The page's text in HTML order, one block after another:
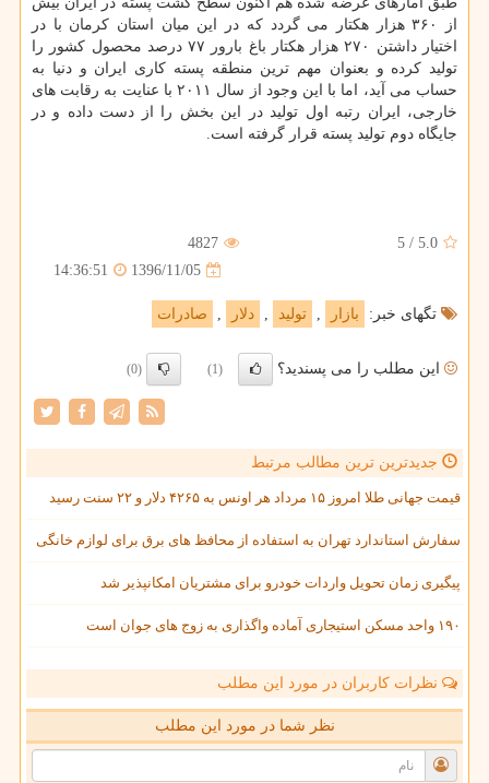
از ۳۶۰ هزار هكتار می گردد كه در این میان استان كرمان با در
اختیار داشتن ۲۷۰ هزار هكتار باغ بارور ۷۷ درصد محصول كشور را
تولید كرده و بعنوان مهم ترین منطقه پسته كاری ایران و دنیا به
حساب می آید، اما با این وجود از سال ۲۰۱۱ با عنایت به رقابت های
خارجی، ایران رتبه اول تولید در این بخش را از دست داده و در
جایگاه دوم تولید پسته قرار گرفته است.
5.0
/
5
4827
1396/11/05
14:36:51
تگهای خبر: بازار , تولید , دلار , صادرات
این مطلب را می پسندید؟ (1)
(0)
جدیدترین ترین مطالب مرتبط
قیمت جهانی طلا امروز ۱۵ مرداد هر اونس به ۴۲۶۵ دلار و ۲۲ سنت رسید
سفارش استاندارد تهران به استفاده از محافظ های برق برای لوازم خانگی
پیگیری زمان تحویل واردات خودرو برای مشتریان امکانپذیر شد
۱۹۰ واحد مسکن استیجاری آماده واگذاری به زوج های جوان است
نظرات کاربران در مورد این مطلب
نظر شما در مورد این مطلب